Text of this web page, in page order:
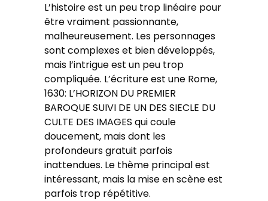
L’histoire est un peu trop linéaire pour
être vraiment passionnante,
malheureusement. Les personnages
sont complexes et bien développés,
mais l’intrigue est un peu trop
compliquée. L’écriture est une Rome,
1630: L’HORIZON DU PREMIER
BAROQUE SUIVI DE UN DES SIECLE DU
CULTE DES IMAGES qui coule
doucement, mais dont les
profondeurs gratuit parfois
inattendues. Le thème principal est
intéressant, mais la mise en scène est
parfois trop répétitive.